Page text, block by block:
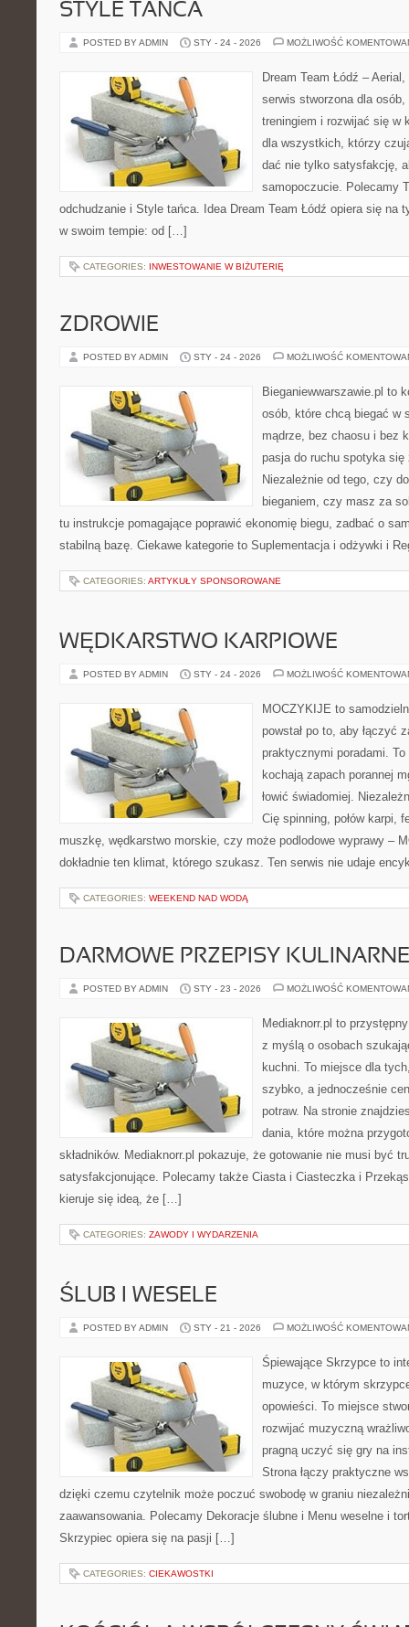
STYLE TAŃCA
POSTED BY ADMIN STY - 24 - 2026 MOŻLIWOŚĆ
Dream Team Łódź –
serwis stworzona dla
treningiem i rozwijać się w
dla wszystkich, którzy
dać nie tylko satysfakcję,
samopoczucie. Polecamy
odchudzanie i Style tańca. Idea Dream Team Łódź opiera się na
w swoim tempie: od […]
CATEGORIES: INWESTOWANIE W BIŻUTERIĘ
ZDROWIE
POSTED BY ADMIN STY - 24 - 2026 MOŻLIWOŚĆ
Bieganiewwarszawie.pl to
osób, które chcą biegać w
mądrze, bez chaosu i bez
pasja do ruchu spotyka się
Niezależnie od tego, czy
bieganiem, czy masz za
tu instrukcje pomagające poprawić ekonomię biegu, zadbać o
stabilną bazę. Ciekawe kategorie to Suplementacja i odżywki i
CATEGORIES: ARTYKUŁY SPONSOROWANE
WĘDKARSTWO KARPIOWE
POSTED BY ADMIN STY - 24 - 2026 MOŻLIWOŚĆ
MOCZYKIJE to
powstał po to, aby łączyć
praktycznymi poradami.
kochają zapach porannej
łowić świadomiej.
Cię spinning, połów karpi,
muszkę, wędkarstwo morskie, czy może podlodowe wyprawy –
dokładnie ten klimat, którego szukasz. Ten serwis nie udaje
CATEGORIES: WEEKEND NAD WODĄ
DARMOWE PRZEPISY KULINARNE
POSTED BY ADMIN STY - 23 - 2026 MOŻLIWOŚĆ
Mediaknorr.pl to
z myślą o osobach
kuchni. To miejsce dla
szybko, a jednocześnie
potraw. Na stronie
dania, które można
składników. Mediaknorr.pl pokazuje, że gotowanie nie musi być
satysfakcjonujące. Polecamy także Ciasta i Ciasteczka i
kieruje się ideą, że […]
CATEGORIES: ZAWODY I WYDARZENIA
ŚLUB I WESELE
POSTED BY ADMIN STY - 21 - 2026 MOŻLIWOŚĆ
Śpiewające Skrzypce to
muzyce, w którym
opowieści. To miejsce
rozwijać muzyczną
pragną uczyć się gry na
Strona łączy praktyczne
dzięki czemu czytelnik może poczuć swobodę w graniu
zaawansowania. Polecamy Dekoracje ślubne i Menu weselne i
Skrzypiec opiera się na pasji […]
CATEGORIES: CIEKAWOSTKI